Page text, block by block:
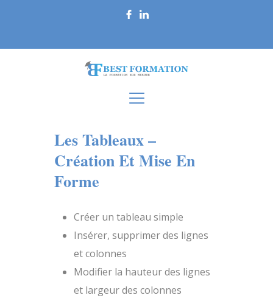
Les Tableaux –
Création Et Mise En
Forme
Créer un tableau simple
Insérer, supprimer des lignes
et colonnes
Modifier la hauteur des lignes
et largeur des colonnes